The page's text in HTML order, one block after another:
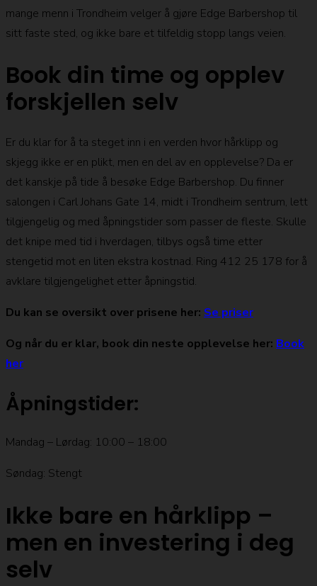
mange menn i Trondheim velger å gjøre Edge Barbershop til
sitt faste sted, og ikke bare et tilfeldig stopp langs veien.
Book din time og opplev
forskjellen selv
Er du klar for å ta steget inn i en verden hvor hårklipp og
skjegg ikke er en plikt, men en del av en opplevelse? Da er
det kanskje på tide å besøke Edge Barbershop. Du finner
salongen i Carl Johans Gate 14, midt i Trondheim sentrum, lett
tilgjengelig og med åpningstider som passer de fleste. Skulle
det knipe med tid i hverdagen, tilbys også time etter
stengetid mot en liten ekstra kostnad. Ring 412 25 178 for å
avklare tilgjengelighet etter åpningstid.
Du kan se oversikt over prisene her: Se priser
Og når du er klar, book din neste opplevelse her: Book
her
Åpningstider:
Mandag – Lørdag: 10:00 – 18:00
Søndag: Stengt
Ikke bare en hårklipp –
men en investering i deg
selv